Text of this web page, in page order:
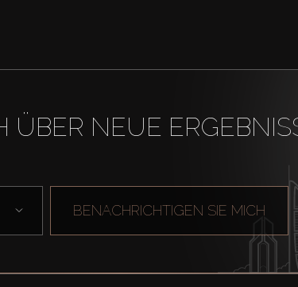
ÜBER NEUE
BENACHRICHTIGEN SIE MICH